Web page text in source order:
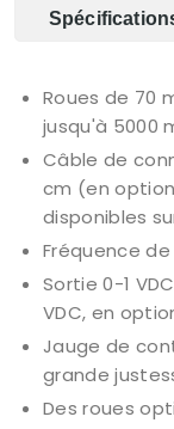
Roues de 70
jusqu'à 5000
Câble de
cm (en
disponibles
Fréquence de
Sortie 0-1
VDC, en
Jauge de
grande
Des roues